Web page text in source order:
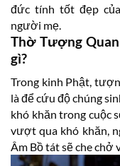
đức tính tốt đẹp
người mẹ.
Thờ Tượng
gì?
Trong kinh Phật,
là để cứu độ chúng
khó khăn trong cuộc
vượt qua khó khăn,
Âm Bồ tát sẽ che chở